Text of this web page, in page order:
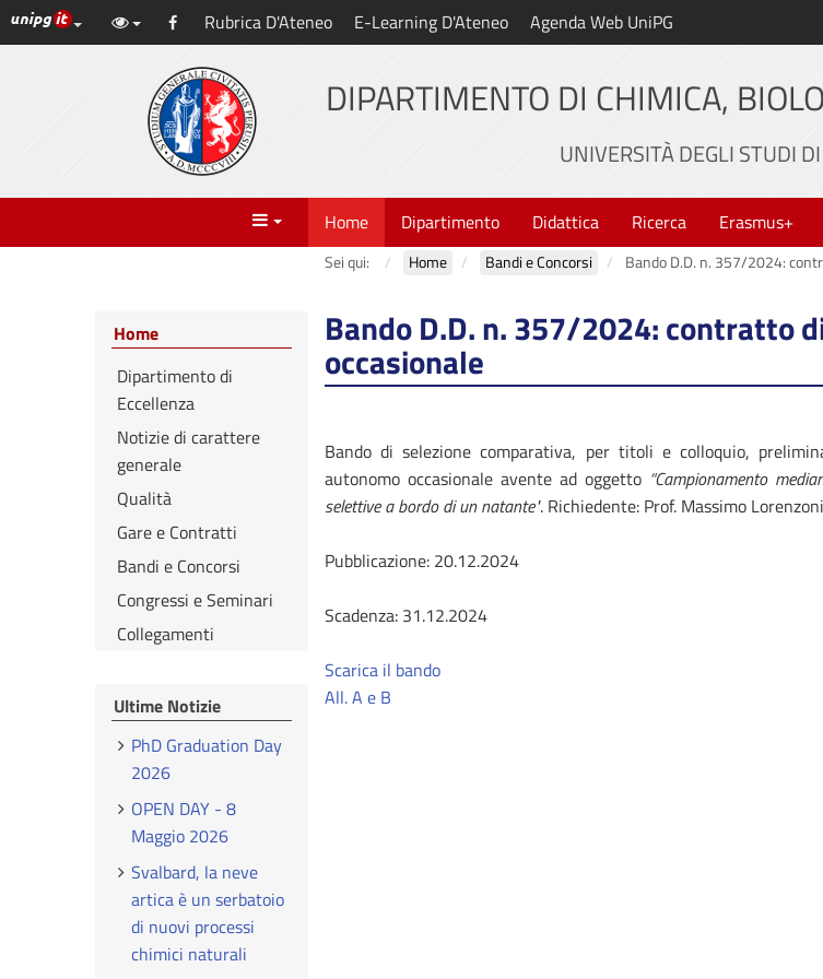
Vai
al
Link ai principali servizi web di Ateneo
Facebook
Rubrica D'Ateneo E-Learning D'Ateneo Agenda Web UniPG
DIPARTIMENTO DI CHIMICA,
UNIVERSITÀ DEGLI STUDI
Menu Home Dipartimento Didattica Ricerca Erasmus+
Sei qui: Home Bandi e Concorsi Bando D.D. n. 357/2024:
Bando D.D. n. 357/2024: contratto
occasionale
Bando di selezione comparativa, per titoli e colloquio,
autonomo occasionale avente ad oggetto “Campionamento
selettive a bordo di un natante". Richiedente: Prof. Massimo
Pubblicazione: 20.12.2024
Scadenza: 31.12.2024
Scarica il bando
All. A e B
Home
Dipartimento di
Eccellenza
Notizie di carattere
generale
Qualità
Gare e Contratti
Bandi e Concorsi
Congressi e Seminari
Collegamenti
Ultime Notizie
PhD Graduation Day
2026
OPEN DAY - 8
Maggio 2026
Svalbard, la neve
artica è un serbatoio
di nuovi processi
chimici naturali